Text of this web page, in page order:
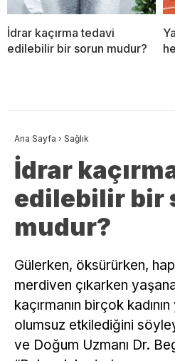
İdrar kaçırma tedavi
edilebilir bir sorun mudur?
Ana Sayfa › Sağlık
İdrar
edilebilir bir
mudur?
Gülerken, öksürürken,
merdiven çıkarken
kaçırmanın birçok
olumsuz etkilediğini
ve Doğum Uzmanı Dr.